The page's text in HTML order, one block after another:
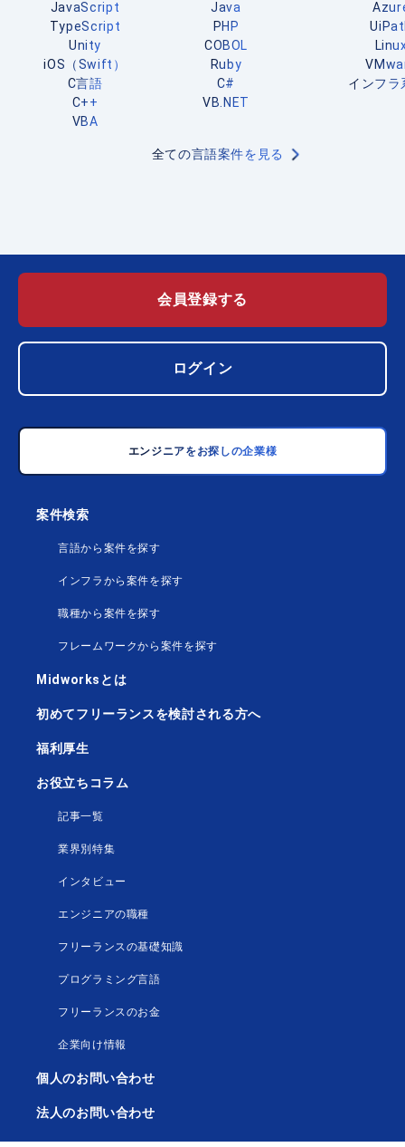
JavaScript
Java
TypeScript
PHP
Unity
COBOL
iOS（Swift）
Ruby
C言語
C#
C++
VB.NET
VBA
全ての言語案件を見る
インフラ
会員登録する
ログイン
エンジニアをお探しの企業様
案件検索
言語から案件を探す
インフラから案件を探す
職種から案件を探す
フレームワークから案件を探す
Midworksとは
初めてフリーランスを検討される方へ
福利厚生
お役立ちコラム
記事一覧
業界別特集
インタビュー
エンジニアの職種
フリーランスの基礎知識
プログラミング言語
フリーランスのお金
企業向け情報
個人のお問い合わせ
法人のお問い合わせ